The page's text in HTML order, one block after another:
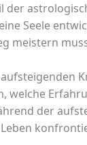
der
Seele
meistern
welche
der